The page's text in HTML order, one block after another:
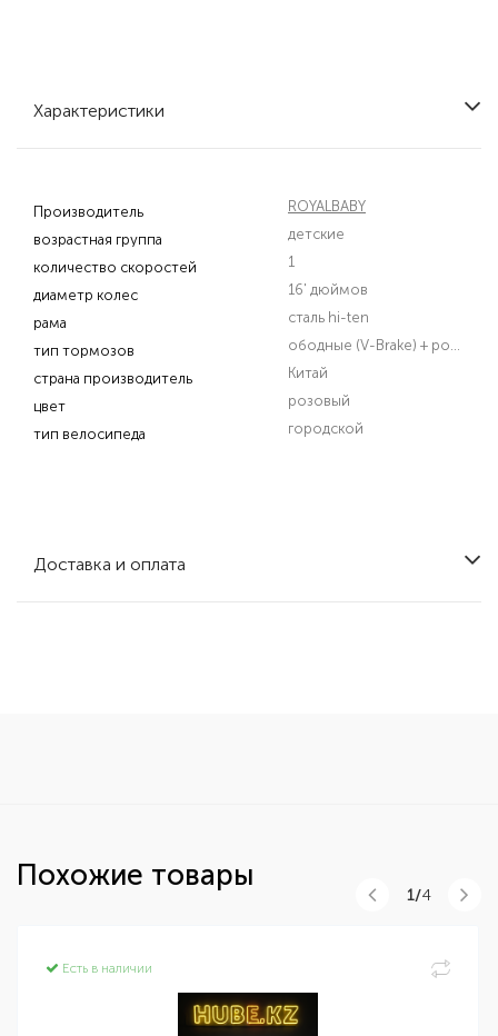
Характеристики
Производитель
ROYALBABY
возрастная группа
детские
количество скоростей
1
диаметр колес
16' дюймов
рама
сталь hi-ten
тип тормозов
ободные (V-Brake) + роллерный
страна производитель
Китай
цвет
розовый
тип велосипеда
городской
Доставка и оплата
Похожие товары
Есть в наличии
1/4